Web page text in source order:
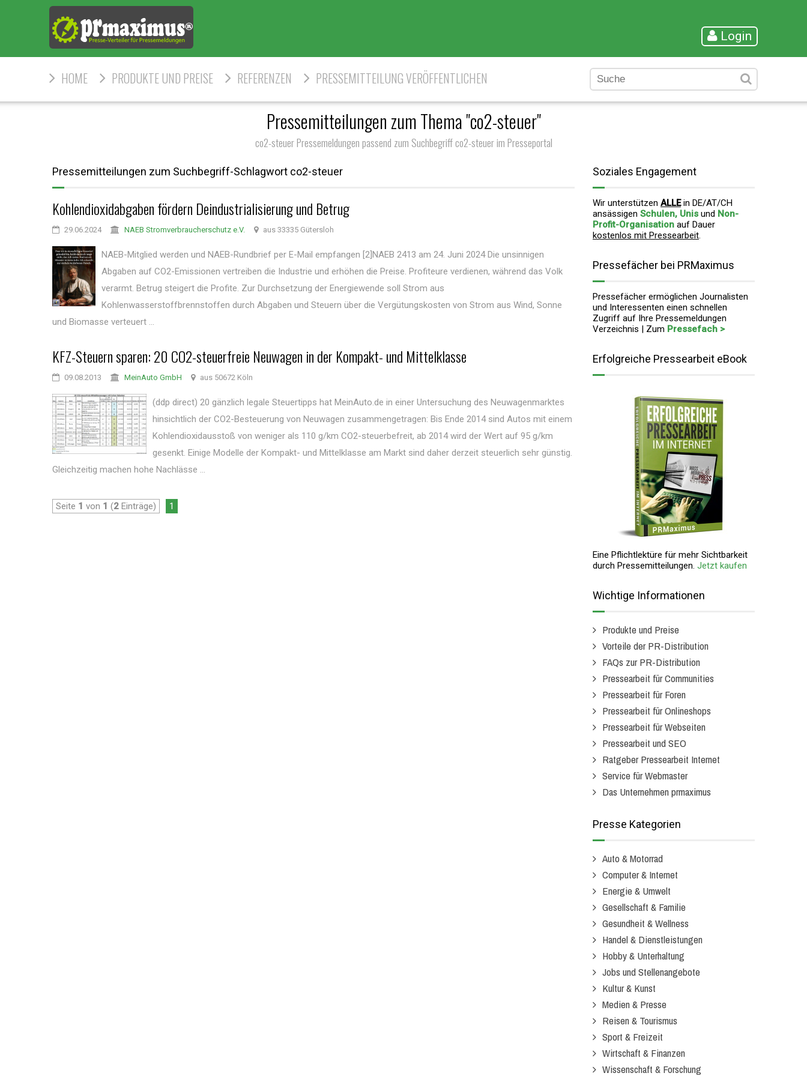
Login
HOME PRODUKTE UND PREISE REFERENZEN PRESSEMITTEILUNG VERÖFFENTLICHEN
Pressemitteilungen zum Thema "co2-steuer"
co2-steuer Pressemeldungen passend zum Suchbegriff co2-steuer im Presseportal
Pressemitteilungen zum Suchbegriff-Schlagwort co2-steuer
Kohlendioxidabgaben fördern Deindustrialisierung und Betrug
29.06.2024 NAEB Stromverbraucherschutz e.V. aus 33335 Gütersloh
NAEB-Mitglied werden und NAEB-Rundbrief per E-Mail empfangen [2]NAEB 2413 am 24. Juni 2024 Die unsinnigen
Abgaben auf CO2-Emissionen vertreiben die Industrie und erhöhen die Preise. Profiteure verdienen, während das Volk
verarmt. Betrug steigert die Profite. Zur Durchsetzung der Energiewende soll Strom aus
Kohlenwasserstoffbrennstoffen durch Abgaben und Steuern über die Vergütungskosten von Strom aus Wind, Sonne
und Biomasse verteuert ...
KFZ-Steuern sparen: 20 CO2-steuerfreie Neuwagen in der Kompakt- und Mittelklasse
09.08.2013 MeinAuto GmbH aus 50672 Köln
(ddp direct) 20 gänzlich legale Steuertipps hat MeinAuto.de in einer Untersuchung des Neuwagenmarktes
hinsichtlich der CO2-Besteuerung von Neuwagen zusammengetragen: Bis Ende 2014 sind Autos mit einem
Kohlendioxidausstoß von weniger als 110 g/km CO2-steuerbefreit, ab 2014 wird der Wert auf 95 g/km
gesenkt. Einige Modelle der Kompakt- und Mittelklasse am Markt sind daher derzeit steuerlich sehr günstig.
Gleichzeitig machen hohe Nachlässe ...
Seite 1 von 1 (2 Einträge) 1
Soziales Engagement
Wir unterstützen ALLEin DE/AT/CH
ansässigen Schulen, Unis und Non-
Profit-Organisation auf Dauer
kostenlos mit Pressearbeit.
Pressefächer bei PRMaximus
Pressefächer ermöglichen Journalisten
und Interessenten einen schnellen
Zugriff auf Ihre Pressemeldungen
Verzeichnis | Zum Pressefach >
Erfolgreiche Pressearbeit eBook
Eine Pflichtlektüre für mehr Sichtbarkeit
durch Pressemitteilungen. Jetzt kaufen
Wichtige Informationen
Produkte und Preise
Vorteile der PR-Distribution
FAQs zur PR-Distribution
Pressearbeit für Communities
Pressearbeit für Foren
Pressearbeit für Onlineshops
Pressearbeit für Webseiten
Pressearbeit und SEO
Ratgeber Pressearbeit Internet
Service für Webmaster
Das Unternehmen prmaximus
Presse Kategorien
Auto & Motorrad
Computer & Internet
Energie & Umwelt
Gesellschaft & Familie
Gesundheit & Wellness
Handel & Dienstleistungen
Hobby & Unterhaltung
Jobs und Stellenangebote
Kultur & Kunst
Medien & Presse
Reisen & Tourismus
Sport & Freizeit
Wirtschaft & Finanzen
Wissenschaft & Forschung